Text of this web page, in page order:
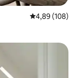
Évaluation
4,89 (108)